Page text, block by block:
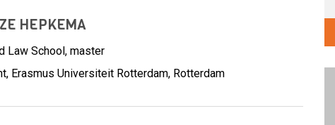
HEPKEMA
Law School, master
Erasmus Universiteit Rotterdam, Rotterdam